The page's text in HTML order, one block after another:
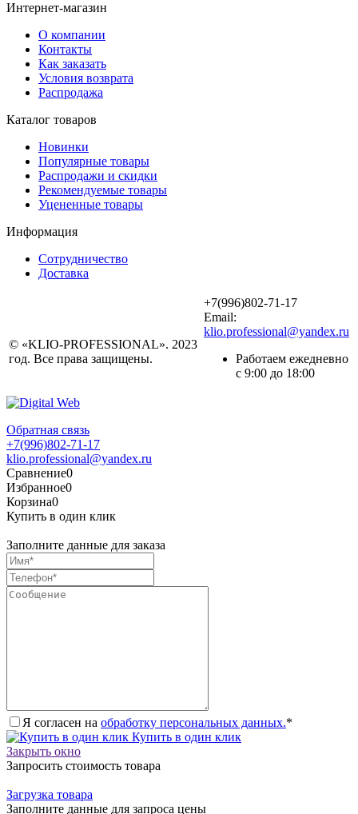
Интернет-магазин
О компании
Контакты
Как заказать
Условия возврата
Распродажа
Каталог товаров
Новинки
Популярные товары
Распродажи и скидки
Рекомендуемые товары
Уцененные товары
Информация
Сотрудничество
Доставка
© «KLIO-PROFESSIONAL». 2023
год. Все права защищены.
+7(996)802-71-17
Email:
klio.professional@yandex.ru
Работаем ежедневно
с 9:00 до 18:00
Обратная связь
+7(996)802-71-17
klio.professional@yandex.ru
Сравнение0
Избранное0
Корзина0
Купить в один клик
Заполните данные для заказа
Я согласен на обработку персональных данных.*
Купить в один клик
Закрыть окно
Запросить стоимость товара
Загрузка товара
Заполните данные для запроса цены